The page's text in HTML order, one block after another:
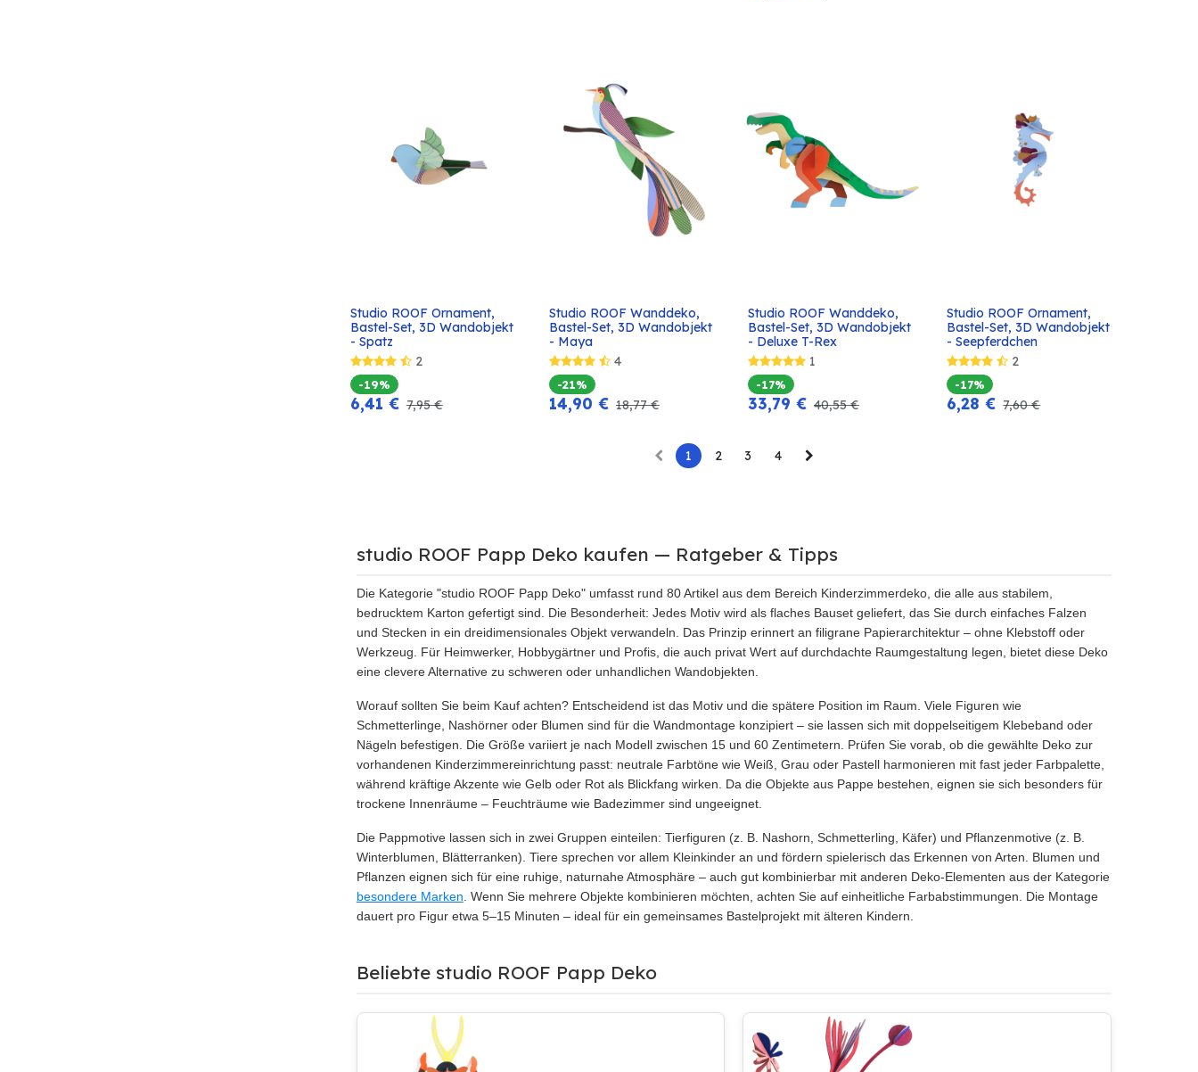
In den
Warenkorb
Studio ROOF Ornament,
Bastel-Set, 3D Wandobjekt
- Spatz
2
-19%
6,41 € 7,95€
In den
Warenkorb
Studio ROOF Wanddeko,
Bastel-Set, 3D Wandobjekt
- Maya
4
-21%
14,90 € 18,77€
In den
Warenkorb
Studio ROOF Wanddeko,
Bastel-Set, 3D Wandobjekt
- Deluxe T-Rex
1
-17%
33,79 € 40,55€
In den
Warenkorb
Studio ROOF Ornament,
Bastel-Set, 3D Wandobjekt
- Seepferdchen
2
-17%
6,28 € 7,60€
1 2 3 4
studio ROOF Papp Deko kaufen — Ratgeber & Tipps
Die Kategorie "studio ROOF Papp Deko" umfasst rund 80 Artikel aus dem Bereich Kinderzimmerdeko, die alle aus stabilem,
bedrucktem Karton gefertigt sind. Die Besonderheit: Jedes Motiv wird als flaches Bauset geliefert, das Sie durch einfaches Falzen
und Stecken in ein dreidimensionales Objekt verwandeln. Das Prinzip erinnert an filigrane Papierarchitektur – ohne Klebstoff oder
Werkzeug. Für Heimwerker, Hobbygärtner und Profis, die auch privat Wert auf durchdachte Raumgestaltung legen, bietet diese Deko
eine clevere Alternative zu schweren oder unhandlichen Wandobjekten.
Worauf sollten Sie beim Kauf achten? Entscheidend ist das Motiv und die spätere Position im Raum. Viele Figuren wie
Schmetterlinge, Nashörner oder Blumen sind für die Wandmontage konzipiert – sie lassen sich mit doppelseitigem Klebeband oder
Nägeln befestigen. Die Größe variiert je nach Modell zwischen 15 und 60 Zentimetern. Prüfen Sie vorab, ob die gewählte Deko zur
vorhandenen Kinderzimmereinrichtung passt: neutrale Farbtöne wie Weiß, Grau oder Pastell harmonieren mit fast jeder Farbpalette,
während kräftige Akzente wie Gelb oder Rot als Blickfang wirken. Da die Objekte aus Pappe bestehen, eignen sie sich besonders für
trockene Innenräume – Feuchträume wie Badezimmer sind ungeeignet.
Die Pappmotive lassen sich in zwei Gruppen einteilen: Tierfiguren (z. B. Nashorn, Schmetterling, Käfer) und Pflanzenmotive (z. B.
Winterblumen, Blätterranken). Tiere sprechen vor allem Kleinkinder an und fördern spielerisch das Erkennen von Arten. Blumen und
Pflanzen eignen sich für eine ruhige, naturnahe Atmosphäre – auch gut kombinierbar mit anderen Deko-Elementen aus der Kategorie
besondere Marken . Wenn Sie mehrere Objekte kombinieren möchten, achten Sie auf einheitliche Farbabstimmungen. Die Montage
dauert pro Figur etwa 5–15 Minuten – ideal für ein gemeinsames Bastelprojekt mit älteren Kindern.
Beliebte studio ROOF Papp Deko